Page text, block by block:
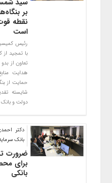
بر
نقطه
است
رئیس
با تمجید از
تعاون از
هدایت
شایسته
دولت و
دکتر
بانک
ضرورت
برای
بانکی